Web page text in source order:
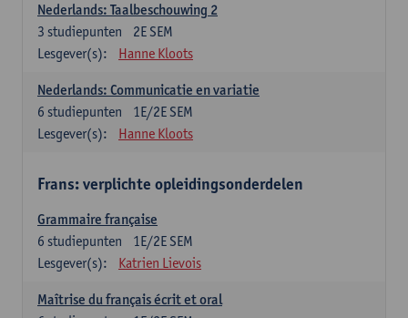
Nederlands: Taalbeschouwing 2
2E SEM
3 studiepunten
Lesgever(s):
Hanne Kloots
Nederlands: Communicatie en variatie
1E/2E SEM
6 studiepunten
Lesgever(s):
Hanne Kloots
Frans: verplichte opleidingsonderdelen
Grammaire française
1E/2E SEM
6 studiepunten
Lesgever(s):
Katrien Lievois
Maîtrise du français écrit et oral